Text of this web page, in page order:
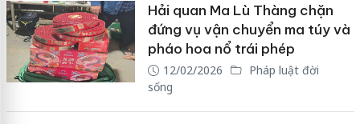
Hải quan Ma Lù Thàng chặn
đứng vụ vận chuyển ma túy và
pháo hoa nổ trái phép
12/02/2026
Pháp luật đời
sống